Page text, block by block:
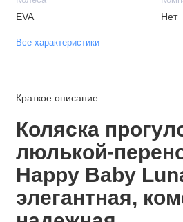
EVA Нет
Все характеристики
Краткое описание
Коляска
люлькой-
Happy Baby
элегантная,